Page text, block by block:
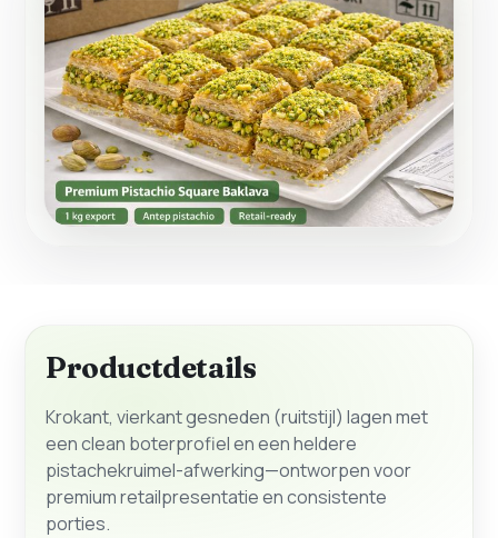
Productdetails
Krokant, vierkant gesneden (ruitstijl) lagen met
een clean boterprofiel en een heldere
pistachekruimel-afwerking—ontworpen voor
premium retailpresentatie en consistente
porties.